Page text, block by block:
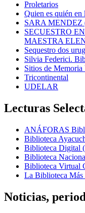
Proletarios
Quien es quién en
SARA MENDEZ
SECUESTRO
MAESTRA
Sequestro dos
Silvia Federici.
Sitios de
Tricontinental
UDELAR
Lecturas
ANÁFORAS
Biblioteca
Biblioteca Digital
Biblioteca
Biblioteca Virtual
La Biblioteca
Noticias,